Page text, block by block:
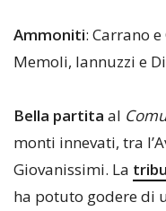
Ammoniti: Carrano
Memoli, Iannuzzi e
Bella partita al
monti innevati, tra
Giovanissimi. La
ha potuto godere di